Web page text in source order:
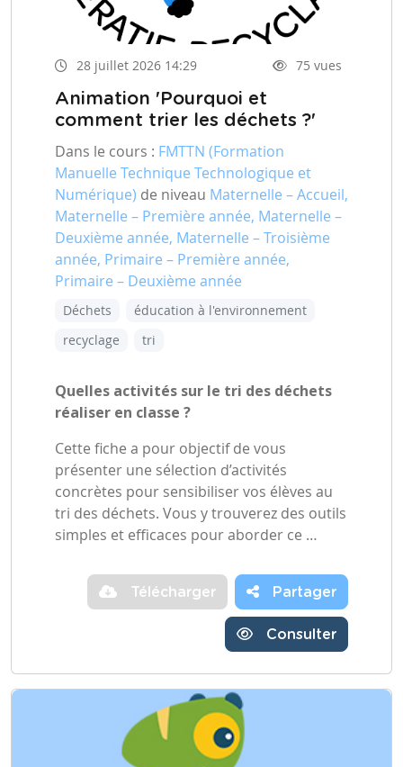
28 juillet 2026 14:29 75 vues
Animation 'Pourquoi et
comment trier les déchets ?'
Dans le cours : FMTTN (Formation
Manuelle Technique Technologique et
Numérique) de niveau Maternelle – Accueil,
Maternelle – Première année, Maternelle –
Deuxième année, Maternelle – Troisième
année, Primaire – Première année,
Primaire – Deuxième année
Déchets
éducation à l'environnement
recyclage
tri
Quelles activités sur le tri des déchets
réaliser en classe ?
Cette fiche a pour objectif de vous
présenter une sélection d’activités
concrètes pour sensibiliser vos élèves au
tri des déchets. Vous y trouverez des outils
simples et efficaces pour aborder ce …
Télécharger Partager
Consulter